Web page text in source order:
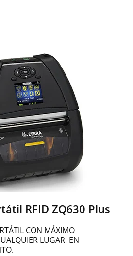
RFID ZQ630 Plus
CON MÁXIMO
LUGAR. EN